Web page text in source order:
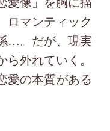
ロマンティック
…。だが、現実
外れていく。
愛の本質がある